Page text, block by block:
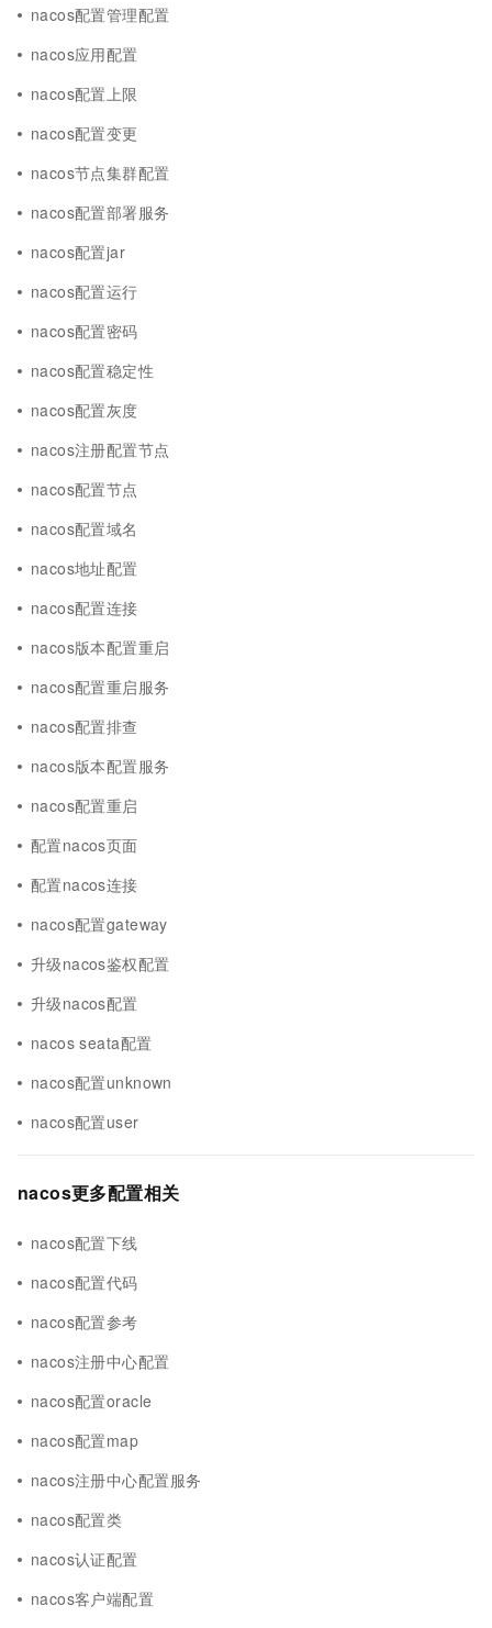
nacos配置管理配置
nacos应用配置
nacos配置上限
nacos配置变更
nacos节点集群配置
nacos配置部署服务
nacos配置jar
nacos配置运行
nacos配置密码
nacos配置稳定性
nacos配置灰度
nacos注册配置节点
nacos配置节点
nacos配置域名
nacos地址配置
nacos配置连接
nacos版本配置重启
nacos配置重启服务
nacos配置排查
nacos版本配置服务
nacos配置重启
配置nacos页面
配置nacos连接
nacos配置gateway
升级nacos鉴权配置
升级nacos配置
nacos seata配置
nacos配置unknown
nacos配置user
nacos更多配置相关
nacos配置下线
nacos配置代码
nacos配置参考
nacos注册中心配置
nacos配置oracle
nacos配置map
nacos注册中心配置服务
nacos配置类
nacos认证配置
nacos客户端配置